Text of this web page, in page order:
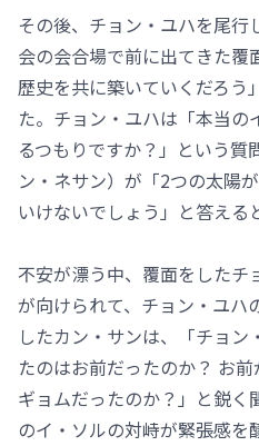
その後、チョン・ユハを尾
会の会合場で前に出てきた覆
歴史を共に築いていくだろう
た。チョン・ユハは「本当
るつもりですか？」という質
ン・ネサン）が「2つの太陽
いけないでしょう」と答える
不安が漂う中、覆面をしたチ
が向けられて、チョン・ユハ
したカン・サンは、「チョン
たのはお前だったのか？ お
ギョムだったのか？」と鋭く
のイ・ソルの対峙が緊張感